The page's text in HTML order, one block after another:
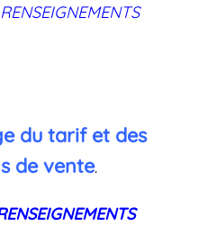
du tarif et des
de vente.